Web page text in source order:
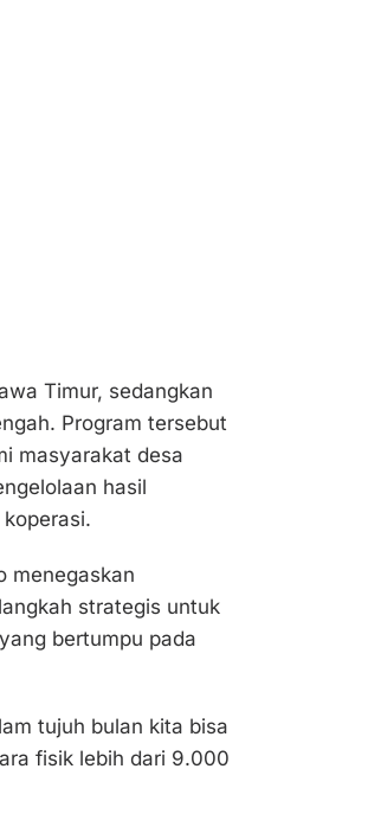
Timur, sedangkan
Program tersebut
masyarakat desa
hasil
menegaskan
strategis untuk
bertumpu pada
tujuh bulan kita bisa
fisik lebih dari 9.000